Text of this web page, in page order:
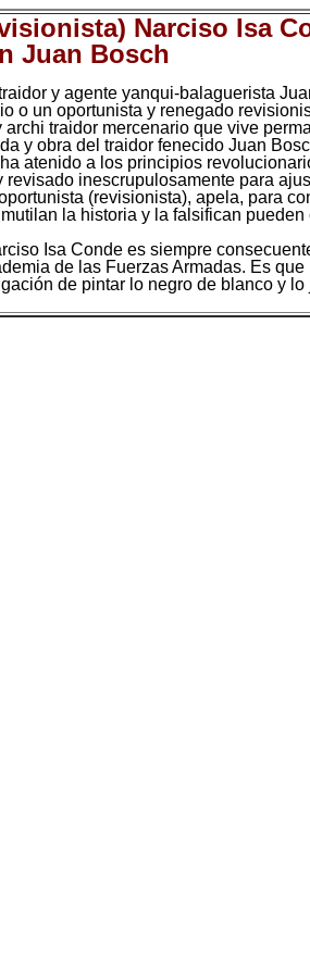
Narciso Isa
Juan Bosch
y agente yanqui-balaguerista
o un oportunista y renegado
traidor mercenario que vive
y obra del traidor fenecido Juan
atenido a los principios
revisado inescrupulosamente para
(revisionista), apela, para
la historia y la falsifican
Isa Conde es siempre
de las Fuerzas Armadas. Es
de pintar lo negro de blanco y